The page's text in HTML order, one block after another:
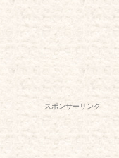
スポンサーリンク